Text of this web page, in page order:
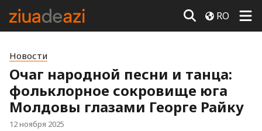
RO
Новости
Очаг народной песни и танца:
фольклорное сокровище юга
Молдовы глазами Георге Райку
12 ноября 2025